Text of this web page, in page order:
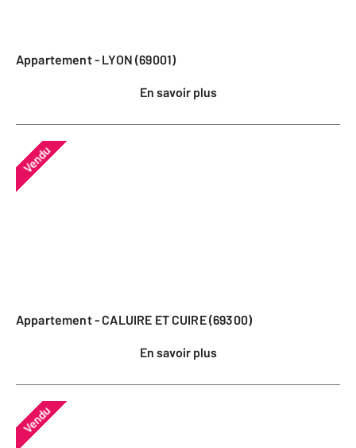
Appartement - LYON (69001)
En savoir plus
Vendu
Appartement - CALUIRE ET CUIRE (69300)
En savoir plus
Vendu